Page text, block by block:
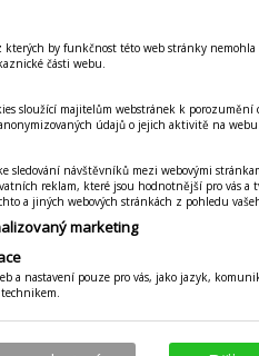
kterých by funkčnost této web stránky
části webu.
sloužící majitelům webstránek k
údajů o jejich aktivitě na webu.
sledování návštěvníků mezi webovými
reklam, které jsou hodnotnější pro vás a
a jiných webových stránkách z pohledu
marketing
a nastavení pouze pro vás, jako jazyk,